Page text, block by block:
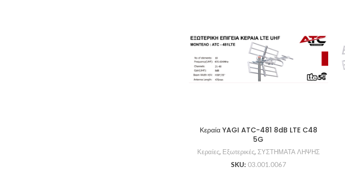
Κεραία YAGI ATC-481 8dB LTE C48
5G
Κεραίες, Εξωτερικές, ΣΥΣΤΗΜΑΤΑ ΛΗΨΗΣ
SKU: 03.001.0067